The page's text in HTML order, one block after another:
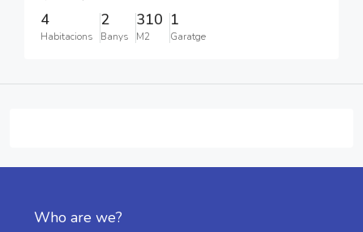
4
Habitacions
2
Banys
310
M2
1
Garatge
Who are we?